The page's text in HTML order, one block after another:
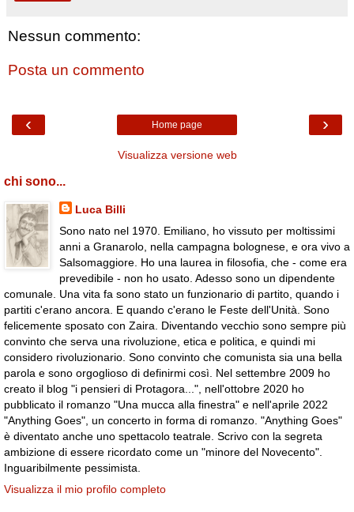
Nessun commento:
Posta un commento
‹ ›
Home page
Visualizza versione web
chi sono...
Luca Billi
Sono nato nel 1970. Emiliano, ho vissuto per moltissimi
anni a Granarolo, nella campagna bolognese, e ora vivo a
Salsomaggiore. Ho una laurea in filosofia, che - come era
prevedibile - non ho usato. Adesso sono un dipendente
comunale. Una vita fa sono stato un funzionario di partito, quando i
partiti c'erano ancora. E quando c'erano le Feste dell'Unità. Sono
felicemente sposato con Zaira. Diventando vecchio sono sempre più
convinto che serva una rivoluzione, etica e politica, e quindi mi
considero rivoluzionario. Sono convinto che comunista sia una bella
parola e sono orgoglioso di definirmi così. Nel settembre 2009 ho
creato il blog "i pensieri di Protagora...", nell'ottobre 2020 ho
pubblicato il romanzo "Una mucca alla finestra" e nell'aprile 2022
"Anything Goes", un concerto in forma di romanzo. "Anything Goes"
è diventato anche uno spettacolo teatrale. Scrivo con la segreta
ambizione di essere ricordato come un "minore del Novecento".
Inguaribilmente pessimista.
Visualizza il mio profilo completo